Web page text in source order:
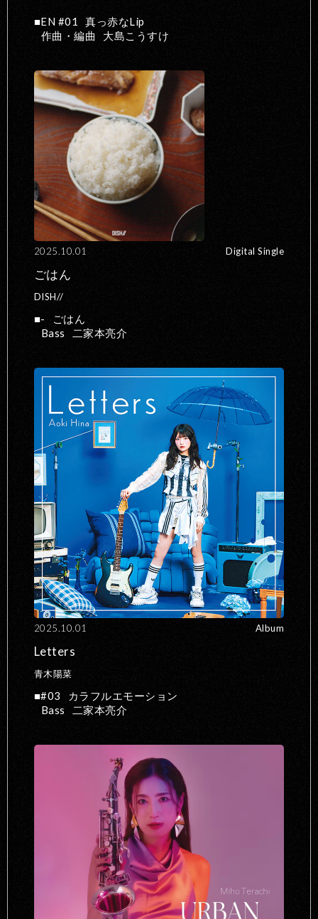
EN #01
真っ赤なLip
作曲・編曲
大島こうすけ
2025.10.01 Digital Single
ごはん
DISH//
-
ごはん
Bass
二家本亮介
2025.10.01 Album
Letters
青木陽菜
#03
カラフルエモーション
Bass
二家本亮介